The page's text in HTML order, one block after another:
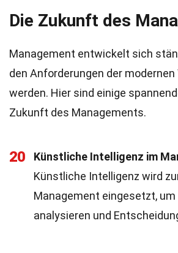
Die Zukunft des
Management entwickelt sich
den Anforderungen der
werden. Hier sind einige
Zukunft des Managements.
20 Künstliche Intelligenz im
Künstliche Intelligenz wird
Management eingesetzt, um
analysieren und